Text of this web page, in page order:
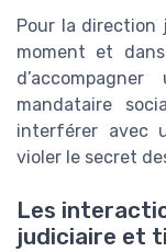
Pour la direction
moment et
mandataire
interférer avec
violer le secret
Les
judiciaire et